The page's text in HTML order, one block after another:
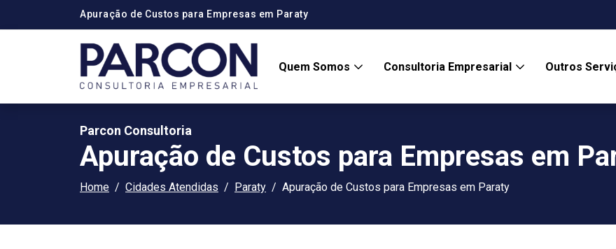
Apuração de Custos para Empresas em Paraty
Quem Somos Consultoria Empresarial Outros
Parcon Consultoria
Apuração de Custos para Empresas em
Home Cidades Atendidas Paraty Apuração de Custos para Empresas em Paraty